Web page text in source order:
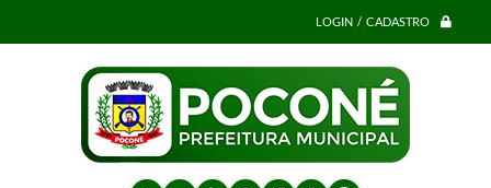
LOGIN / CADASTRO